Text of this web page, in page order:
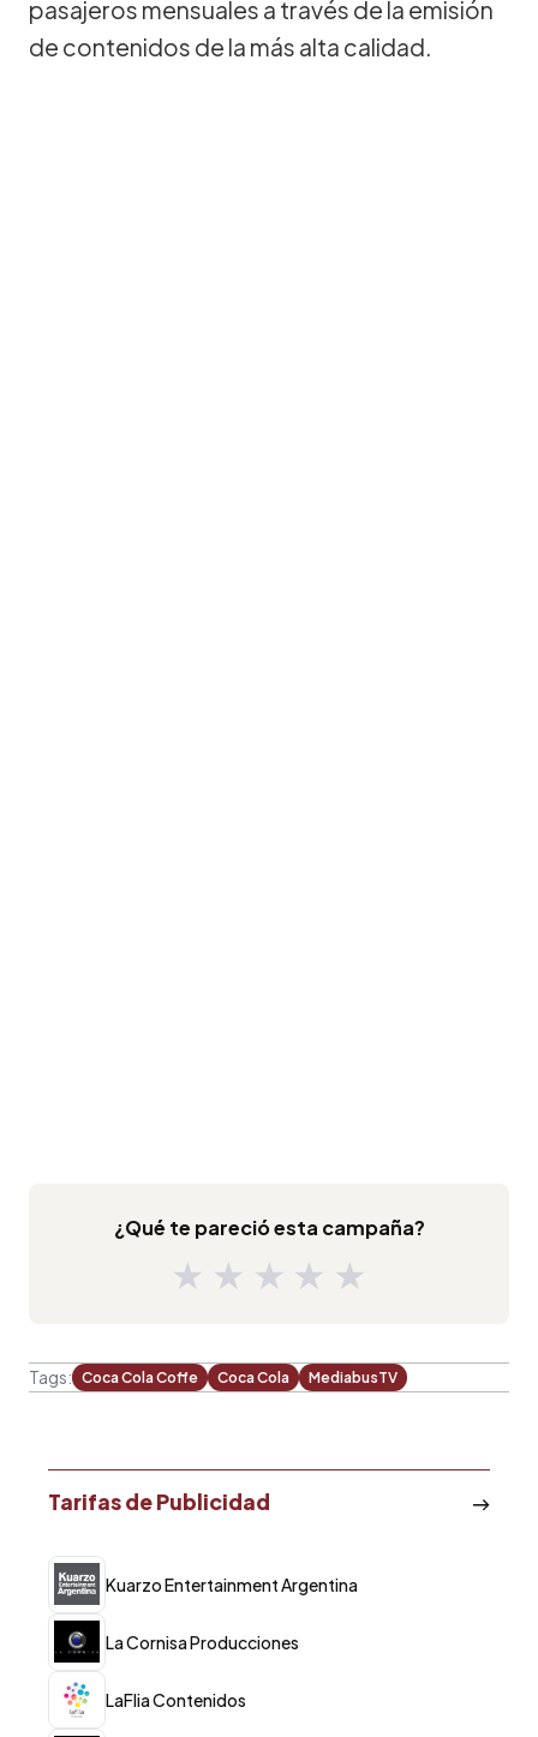
pasajeros mensuales a través de la emisión
de contenidos de la más alta calidad.
¿Qué te pareció esta campaña?
★ ★ ★ ★ ★
Tags: Coca Cola Coffe Coca Cola MediabusTV
Tarifas de Publicidad
Kuarzo Entertainment Argentina
La Cornisa Producciones
LaFlia Contenidos